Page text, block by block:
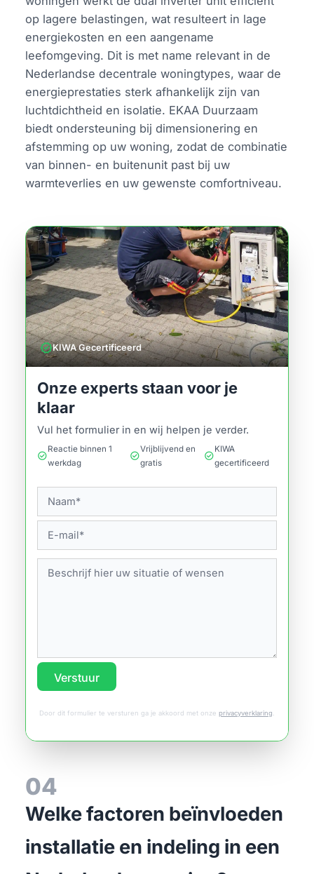
op lagere belastingen, wat resulteert in lage
energiekosten en een aangename
leefomgeving. Dit is met name relevant in de
Nederlandse decentrale woningtypes, waar de
energieprestaties sterk afhankelijk zijn van
luchtdichtheid en isolatie. EKAA Duurzaam
biedt ondersteuning bij dimensionering en
afstemming op uw woning, zodat de combinatie
van binnen- en buitenunit past bij uw
warmteverlies en uw gewenste comfortniveau.
verifiedKIWA Gecertificeerd
Onze experts staan voor je
klaar
Vul het formulier in en wij helpen je verder.
check_circle
Reactie binnen 1
werkdag
check_circle
Vrijblijvend en
gratis
check_circle
KIWA
gecertificeerd
Verstuur
Door dit formulier te versturen ga je akkoord met onze privacyverklaring
04
Welke factoren beïnvloeden
installatie en indeling in een